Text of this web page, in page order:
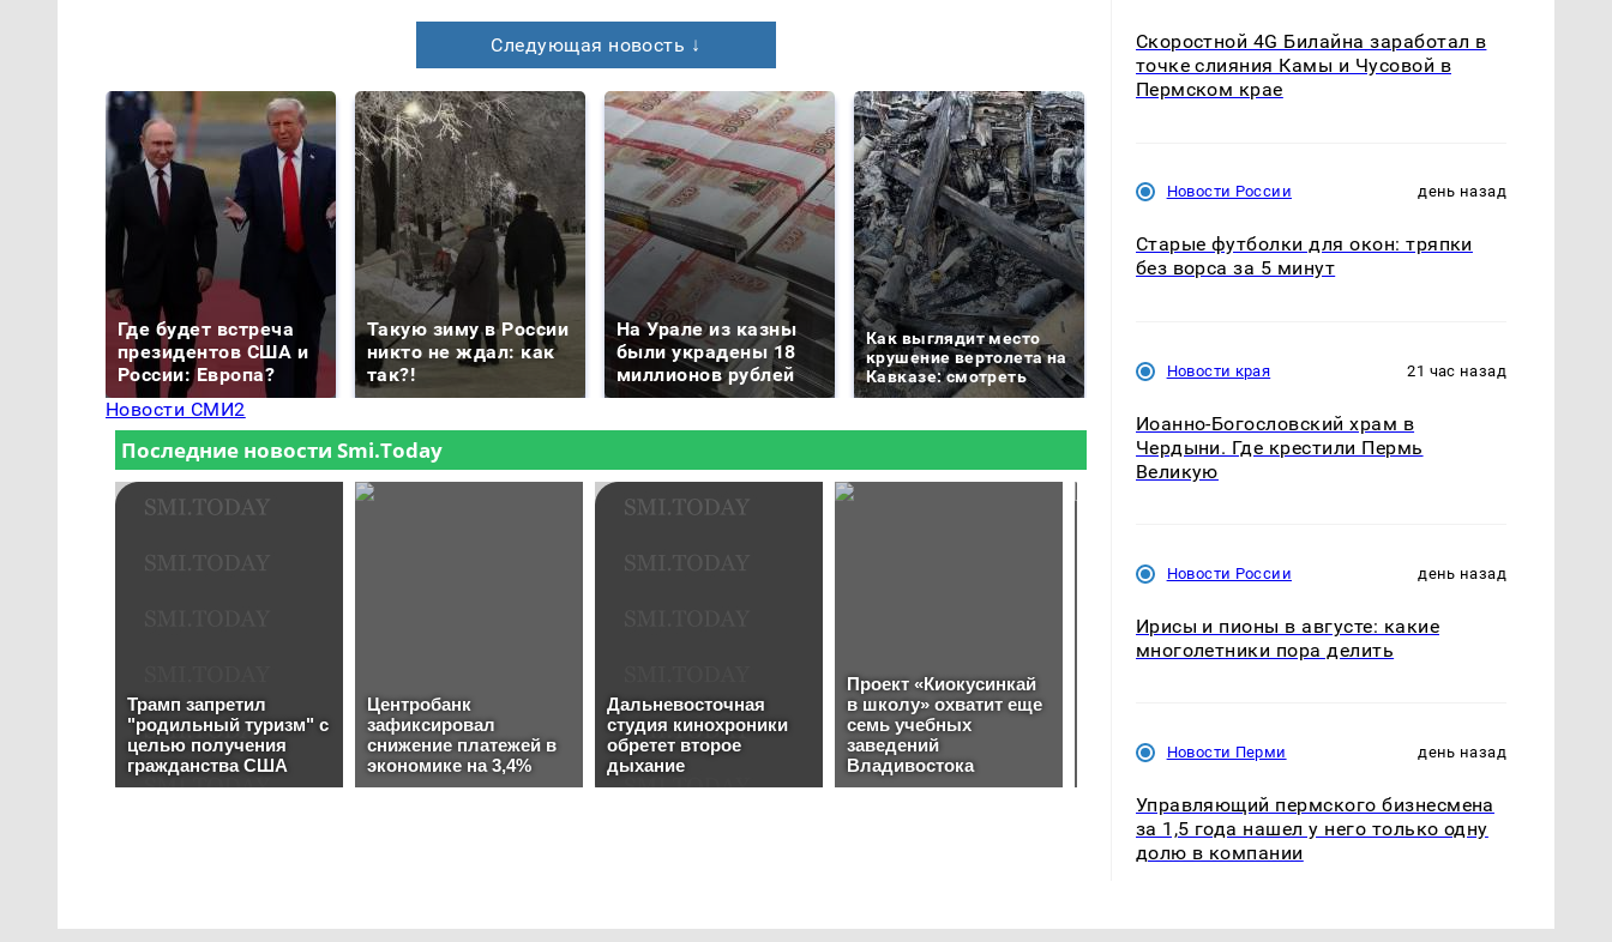
Следующая новость ↓
Где будет встреча
президентов США и
России: Европа?
Такую зиму в России
никто не ждал: как
так?!
На Урале из казны
были украдены 18
миллионов рублей
Как выглядит место
крушение вертолета на
Кавказе: смотреть
магазина: список
криптомиллионера
Новости СМИ2
Скоростной 4G Билайна заработал в
точке слияния Камы и Чусовой в
Пермском крае
Новости России день назад
Старые футболки для окон: тряпки
без ворса за 5 минут
Новости края 21 час назад
Иоанно-Богословский храм в
Чердыни. Где крестили Пермь
Великую
Новости России день назад
Ирисы и пионы в августе: какие
многолетники пора делить
Новости Перми день назад
Управляющий пермского бизнесмена
за 1,5 года нашел у него только одну
долю в компании